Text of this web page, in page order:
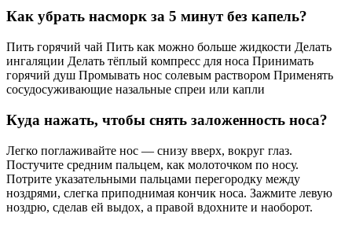
Как убрать насморк за 5 минут без капель?
Пить горячий чай Пить как можно больше жидкости Делать
ингаляции Делать тёплый компресс для носа Принимать
горячий душ Промывать нос солевым раствором Применять
сосудосуживающие назальные спреи или капли
Куда нажать, чтобы снять заложенность носа?
Легко поглаживайте нос — снизу вверх, вокруг глаз.
Постучите средним пальцем, как молоточком по носу.
Потрите указательными пальцами перегородку между
ноздрями, слегка приподнимая кончик носа. Зажмите левую
ноздрю, сделав ей выдох, а правой вдохните и наоборот.